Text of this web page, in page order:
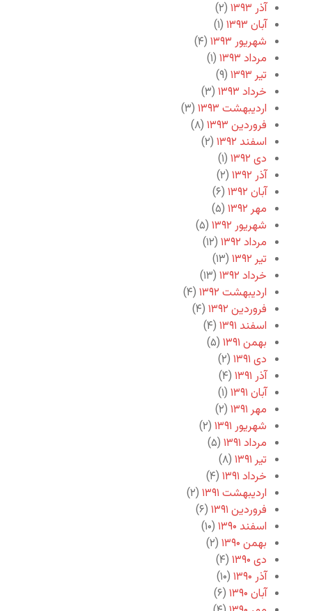
آذر ۱۳۹۳
(۲)
آبان ۱۳۹۳
(۱)
شهریور ۱۳۹۳
(۴)
مرداد ۱۳۹۳
(۱)
تیر ۱۳۹۳
(۹)
خرداد ۱۳۹۳
(۳)
اردیبهشت ۱۳۹۳
(۳)
فروردین ۱۳۹۳
(۸)
اسفند ۱۳۹۲
(۲)
دی ۱۳۹۲
(۱)
آذر ۱۳۹۲
(۲)
آبان ۱۳۹۲
(۶)
مهر ۱۳۹۲
(۵)
شهریور ۱۳۹۲
(۵)
مرداد ۱۳۹۲
(۱۲)
تیر ۱۳۹۲
(۱۳)
خرداد ۱۳۹۲
(۱۳)
اردیبهشت ۱۳۹۲
(۴)
فروردین ۱۳۹۲
(۴)
اسفند ۱۳۹۱
(۴)
بهمن ۱۳۹۱
(۵)
دی ۱۳۹۱
(۲)
آذر ۱۳۹۱
(۴)
آبان ۱۳۹۱
(۱)
مهر ۱۳۹۱
(۲)
شهریور ۱۳۹۱
(۲)
مرداد ۱۳۹۱
(۵)
تیر ۱۳۹۱
(۸)
خرداد ۱۳۹۱
(۴)
اردیبهشت ۱۳۹۱
(۲)
فروردین ۱۳۹۱
(۶)
اسفند ۱۳۹۰
(۱۰)
بهمن ۱۳۹۰
(۲)
دی ۱۳۹۰
(۴)
آذر ۱۳۹۰
(۱۰)
آبان ۱۳۹۰
(۶)